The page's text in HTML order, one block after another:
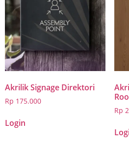
Akrilik Signage Direktori
Rp 175.000
Login
Rp